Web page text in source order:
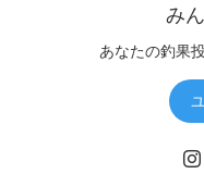
み
あなたの釣果